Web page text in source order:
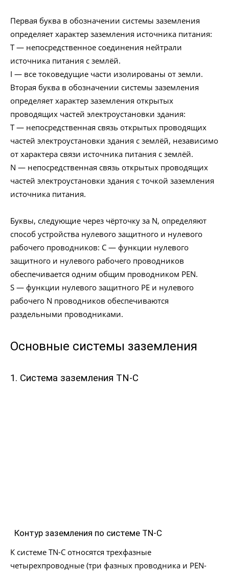
Первая буква в обозначении системы заземления
определяет характер заземления источника питания:
T — непосредственное соединения нейтрали
источника питания с землёй.
I — все токоведущие части изолированы от земли.
Вторая буква в обозначении системы заземления
определяет характер заземления открытых
проводящих частей электроустановки здания:
T — непосредственная связь открытых проводящих
частей электроустановки здания с землёй, независимо
от характера связи источника питания с землёй.
N — непосредственная связь открытых проводящих
частей электроустановки здания с точкой заземления
источника питания.
Буквы, следующие через чёрточку за N, определяют
способ устройства нулевого защитного и нулевого
рабочего проводников: C — функции нулевого
защитного и нулевого рабочего проводников
обеспечивается одним общим проводником PEN.
S — функции нулевого защитного PE и нулевого
рабочего N проводников обеспечиваются
раздельными проводниками.
Основные системы заземления
1. Система заземления TN-C
Контур заземления по системе TN-C
К системе TN-C относятся трехфазные
четырехпроводные (три фазных проводника и PEN-